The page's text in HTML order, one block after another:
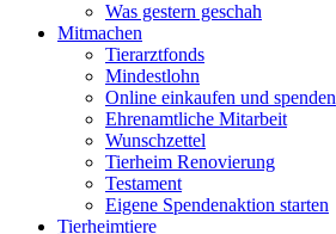
Was gestern geschah
Mitmachen
Tierarztfonds
Mindestlohn
Online einkaufen und spenden
Ehrenamtliche Mitarbeit
Wunschzettel
Tierheim Renovierung
Testament
Eigene Spendenaktion starten
Tierheimtiere